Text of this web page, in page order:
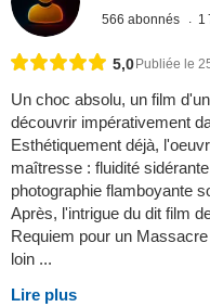
566 abonnés 1
5,0 Publiée le
Un choc absolu, un film
découvrir impérativement
Esthétiquement déjà,
maîtresse : fluidité
photographie flamboyante
Après, l'intrigue du dit film
Requiem pour un
loin ...
Lire plus